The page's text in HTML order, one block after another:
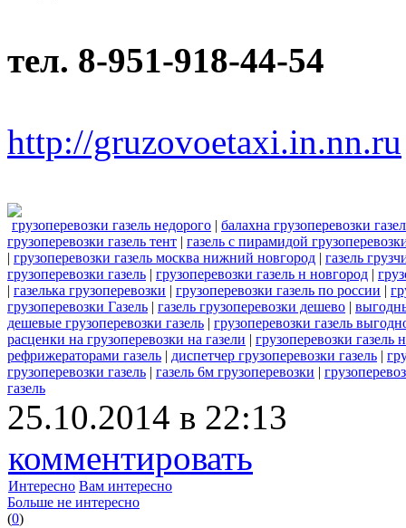
тел. 8-951-918-44-54
http://gruzovoetaxi.in.nn.ru
грузоперевозки газель недорого | балахна грузоперевозки
грузоперевозки газель тент | газель с пирамидой
| грузоперевозки газель москва нижний новгород | газель
грузоперевозки газель | грузоперевозки газель н новгород |
| газелька грузоперевозки | грузоперевозки газель по россии |
грузоперевозки Газель | газель грузоперевозки дешево |
дешевые грузоперевозки газель | грузоперевозки газель
расценки на грузоперевозки на газели | грузоперевозки
рефрижераторами газель | диспетчер грузоперевозки газель |
грузоперевозки газель | газель 6м грузоперевозки |
газель
25.10.2014 в 22:13
комментировать
Интересно Вам интересно
Больше не интересно
(0)